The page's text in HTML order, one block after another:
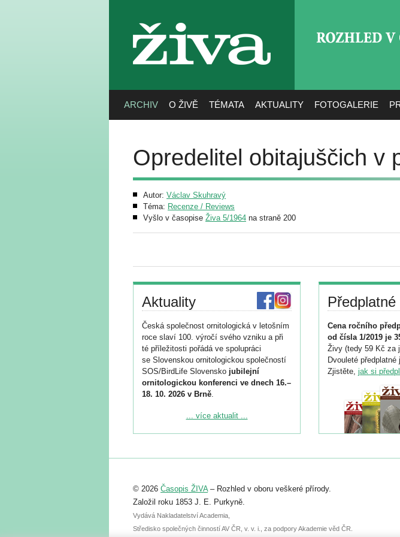
živa
ARCHIV O ŽIVĚ TÉMATA AKTUALITY FOTOGALERIE
Opredelitel obitajuščich v
Autor: Václav Skuhravý
Téma: Recenze / Reviews
Vyšlo v časopise Živa 5/1964 na straně 200
Aktuality
Česká společnost ornitologická v letošním
roce slaví 100. výročí svého vzniku a při
té příležitosti pořádá ve spolupráci
se Slovenskou ornitologickou společností
SOS/BirdLife Slovensko jubilejní
ornitologickou konferenci ve dnech 16.–
18. 10. 2026 v Brně.
Podrobnější informace ke konferenci
Registrovat se můžete do 6. září.
abstraktu přihlášené přednášky nebo
posteru je už 30. června.
... více aktualit ...
Cena ročního
od čísla 1/2019 je
Živy (tedy 59 Kč za
Dvouleté předplatné
Zjistěte, jak si
© 2026 Časopis ŽIVA– Rozhled v oboru veškeré přírody.
Založil roku 1853 J. E. Purkyně.
Vydává Nakladatelství Academia,
Středisko společných činností AV ČR, v. v. i., za podpory Akademie věd ČR.